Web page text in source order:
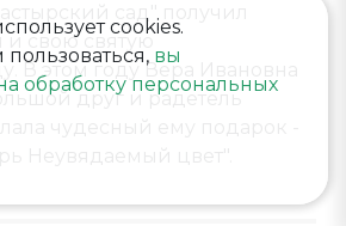
сад" получил
и свою святую
В этом году Вера Ивановна
друг и радетель
чудесный ему подарок -
Неувядаемый цвет".
cookies.
вы
обработку персональных